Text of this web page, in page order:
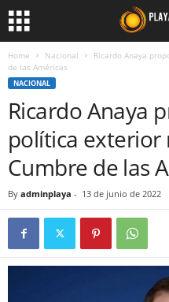
Home Nacional
Ricardo Anaya
de las Américas
NACIONAL
Ricardo Anaya
política exterior
Cumbre de las
By adminplaya - 13 de junio de 2022